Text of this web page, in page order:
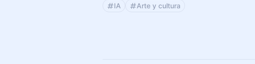
IA
Arte y cultura